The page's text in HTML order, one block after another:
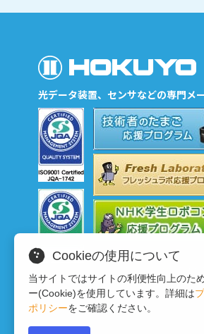
光データ装置、センサなどの専門メ
Cookieの使用について
当サイトではサイトの利便性向上のた
ー(Cookie)を使用しています。詳細は
ポリシーをご確認ください。